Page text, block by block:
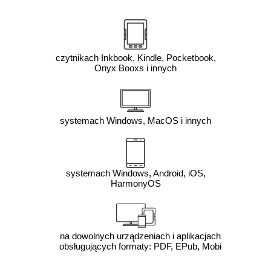
czytnikach Inkbook, Kindle, Pocketbook,
Onyx Booxs i innych
systemach Windows, MacOS i innych
systemach Windows, Android, iOS,
HarmonyOS
na dowolnych urządzeniach i aplikacjach
obsługujących formaty: PDF, EPub, Mobi